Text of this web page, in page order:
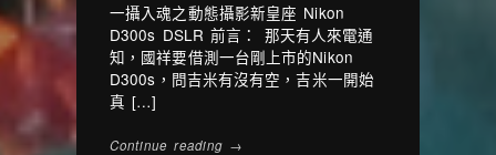
一攝入魂之動態攝影新皇座 Nikon
D300s DSLR 前言： 那天有人來電通
知，國祥要借測一台剛上市的Nikon
D300s，問吉米有沒有空，吉米一開始
真 […]
Continue reading →